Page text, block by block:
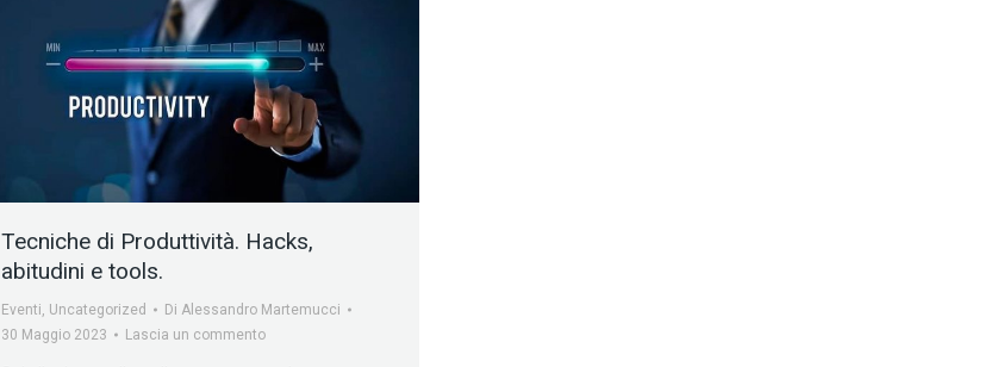
Tecniche di Produttività. Hacks,
abitudini e tools.
Eventi Uncategorized Di Alessandro Martemucci
30 Maggio 2023
Lascia un commento